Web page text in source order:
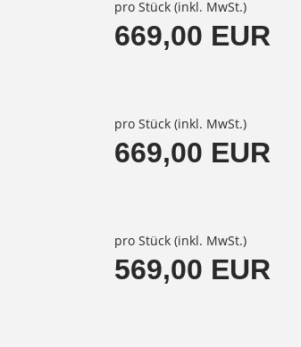
pro Stück (inkl. MwSt.)
669,00 EUR
pro Stück (inkl. MwSt.)
669,00 EUR
pro Stück (inkl. MwSt.)
569,00 EUR